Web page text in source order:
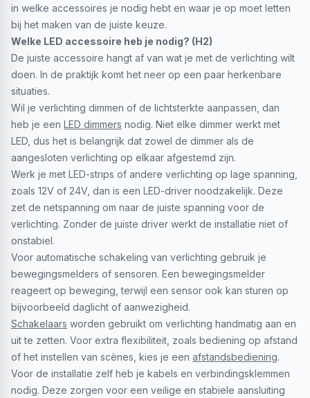
in welke accessoires je nodig hebt en waar je op moet letten
bij het maken van de juiste keuze.
Welke LED accessoire heb je nodig? (H2)
De juiste accessoire hangt af van wat je met de verlichting wilt
doen. In de praktijk komt het neer op een paar herkenbare
situaties.
Wil je verlichting dimmen of de lichtsterkte aanpassen, dan
heb je een LED dimmers nodig. Niet elke dimmer werkt met
LED, dus het is belangrijk dat zowel de dimmer als de
aangesloten verlichting op elkaar afgestemd zijn.
Werk je met LED-strips of andere verlichting op lage spanning,
zoals 12V of 24V, dan is een LED-driver noodzakelijk. Deze
zet de netspanning om naar de juiste spanning voor de
verlichting. Zonder de juiste driver werkt de installatie niet of
onstabiel.
Voor automatische schakeling van verlichting gebruik je
bewegingsmelders of sensoren. Een bewegingsmelder
reageert op beweging, terwijl een sensor ook kan sturen op
bijvoorbeeld daglicht of aanwezigheid.
Schakelaars worden gebruikt om verlichting handmatig aan en
uit te zetten. Voor extra flexibiliteit, zoals bediening op afstand
of het instellen van scènes, kies je een afstandsbediening.
Voor de installatie zelf heb je kabels en verbindingsklemmen
nodig. Deze zorgen voor een veilige en stabiele aansluiting